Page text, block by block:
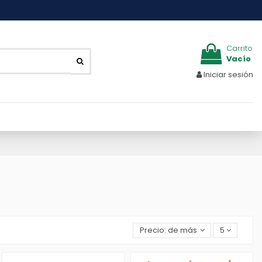
Carrito
Vacío
Iniciar sesión
Precio: de más bajo a más alto
5